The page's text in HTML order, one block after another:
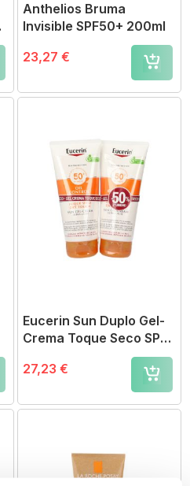
Anthelios Bruma
Invisible SPF50+ 200ml
23,27 €
Eucerin Sun Duplo Gel-
Crema Toque Seco SPF
27,23 €